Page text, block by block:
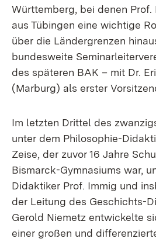
Württemberg, bei denen Prof.
aus Tübingen eine wichtige
über die Ländergrenzen
bundesweite
des späteren BAK – mit Dr.
(Marburg) als erster
Im letzten Drittel des
unter dem Philosophie-
Zeise, der zuvor 16 Jahre
Bismarck-Gymnasiums war,
Didaktiker Prof. Immig und
der Leitung des Geschichts-
Gerold Niemetz entwickelte
einer großen und